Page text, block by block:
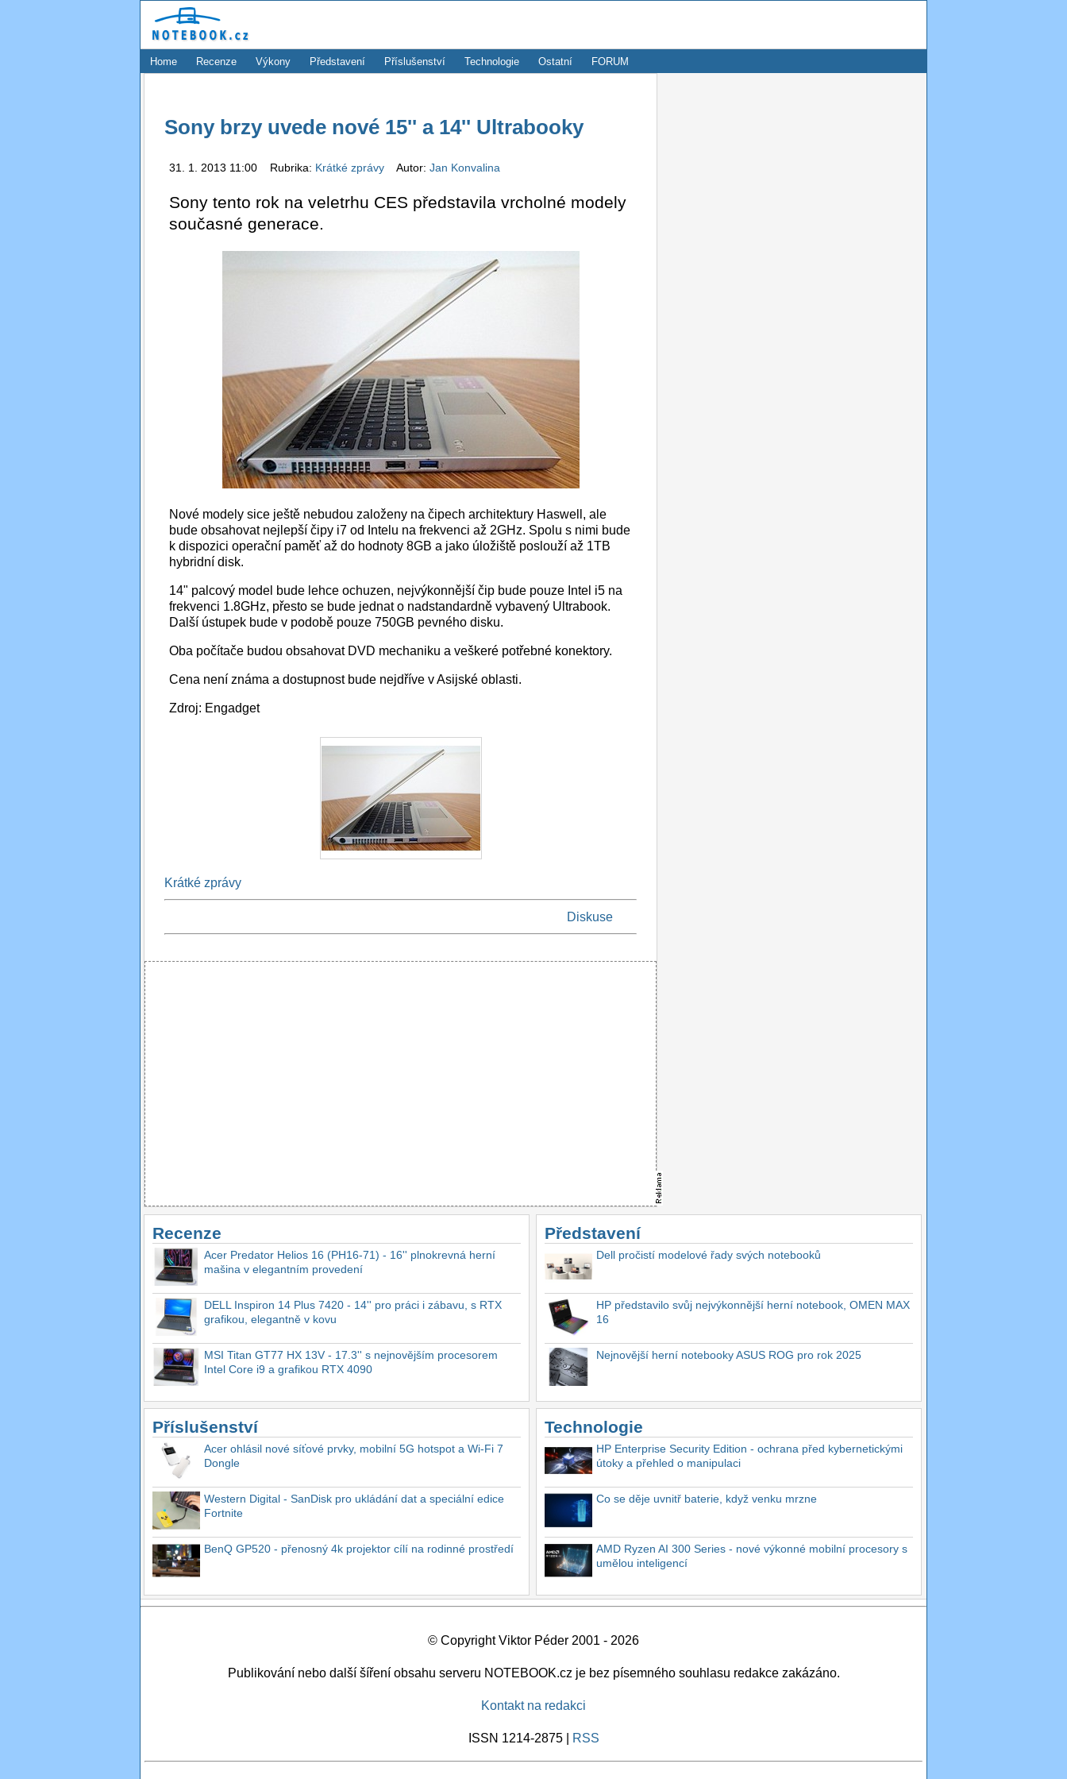
Home Recenze Výkony Představení Příslušenství Technologie Ostatní FORUM
Sony brzy uvede nové 15'' a 14'' Ultrabooky
31. 1. 2013 11:00 Rubrika: Krátké zprávy Autor: Jan Konvalina
Sony tento rok na veletrhu CES představila vrcholné modely
současné generace.
Nové modely sice ještě nebudou založeny na čipech architektury Haswell, ale
bude obsahovat nejlepší čipy i7 od Intelu na frekvenci až 2GHz. Spolu s nimi bude
k dispozici operační paměť až do hodnoty 8GB a jako úložiště poslouží až 1TB
hybridní disk.
14" palcový model bude lehce ochuzen, nejvýkonnější čip bude pouze Intel i5 na
frekvenci 1.8GHz, přesto se bude jednat o nadstandardně vybavený Ultrabook.
Další ústupek bude v podobě pouze 750GB pevného disku.
Oba počítače budou obsahovat DVD mechaniku a veškeré potřebné konektory.
Cena není známa a dostupnost bude nejdříve v Asijské oblasti.
Zdroj: Engadget
Krátké zprávy
Diskuse
Recenze
Acer Predator Helios 16 (PH16-71) - 16'' plnokrevná herní
mašina v elegantním provedení
DELL Inspiron 14 Plus 7420 - 14'' pro práci i zábavu, s RTX
grafikou, elegantně v kovu
MSI Titan GT77 HX 13V - 17.3'' s nejnovějším procesorem
Intel Core i9 a grafikou RTX 4090
Představení
Dell pročistí modelové řady svých notebooků
HP představilo svůj nejvýkonnější herní notebook, OMEN MAX
16
Nejnovější herní notebooky ASUS ROG pro rok 2025
Příslušenství
Acer ohlásil nové síťové prvky, mobilní 5G hotspot a Wi-Fi 7
Dongle
Western Digital - SanDisk pro ukládání dat a speciální edice
Fortnite
BenQ GP520 - přenosný 4k projektor cílí na rodinné prostředí
Technologie
HP Enterprise Security Edition - ochrana před kybernetickými
útoky a přehled o manipulaci
Co se děje uvnitř baterie, když venku mrzne
AMD Ryzen AI 300 Series - nové výkonné mobilní procesory s
umělou inteligencí
© Copyright Viktor Péder 2001 - 2026
Publikování nebo další šíření obsahu serveru NOTEBOOK.cz je bez písemného souhlasu redakce zakázáno.
Kontakt na redakci
ISSN 1214-2875 | RSS